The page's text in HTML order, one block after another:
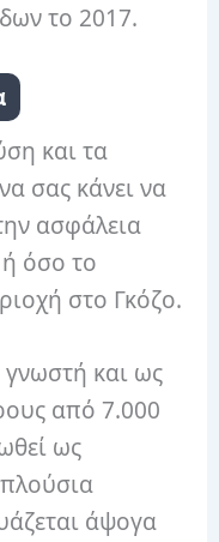
το 2017.
και τα
σας κάνει να
ασφάλεια
όσο το
στο Γκόζο.
και ως
από 7.000
ως
άψογα